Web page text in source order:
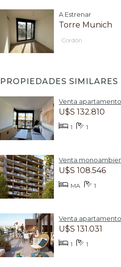
A Estrenar
Torre Munich
Cordón
PROPIEDADES SIMILARES
Venta
U$S 132.810
1 1
Venta
U$S 108.546
MA 1
Venta
U$S 131.031
1 1